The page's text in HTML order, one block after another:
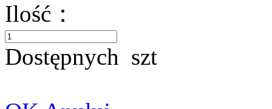
Ilość：
Dostępnych szt